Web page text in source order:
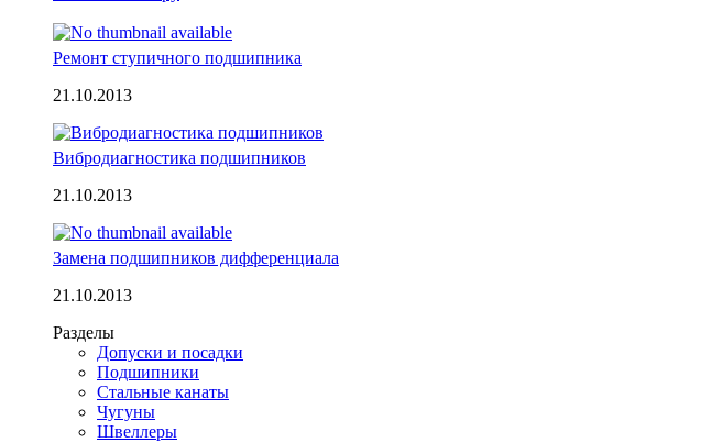
Ремонт ступичного подшипника
21.10.2013
Вибродиагностика подшипников
21.10.2013
Замена подшипников дифференциала
21.10.2013
Разделы
Допуски и посадки
Подшипники
Стальные канаты
Чугуны
Швеллеры